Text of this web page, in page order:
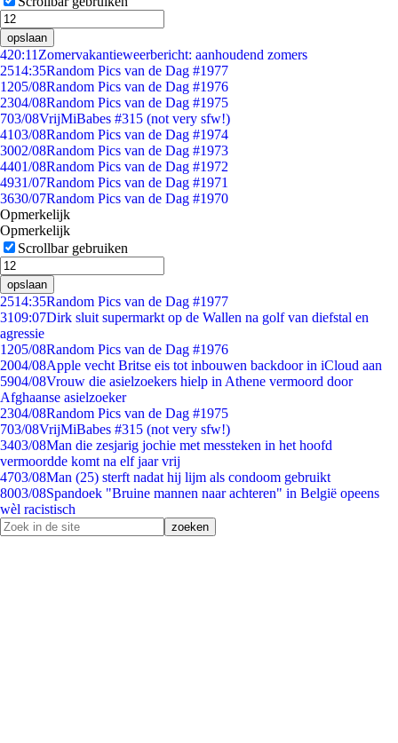
opslaan
420:11 Zomervakantieweerbericht: aanhoudend zomers
2514:35Random Pics van de Dag #1977
1205/08Random Pics van de Dag #1976
2304/08Random Pics van de Dag #1975
703/08VrijMiBabes #315 (not very sfw!)
4103/08Random Pics van de Dag #1974
3002/08Random Pics van de Dag #1973
4401/08Random Pics van de Dag #1972
4931/07Random Pics van de Dag #1971
3630/07Random Pics van de Dag #1970
Opmerkelijk
Opmerkelijk
Scrollbar gebruiken
opslaan
2514:35Random Pics van de Dag #1977
3109:07Dirk sluit supermarkt op de Wallen na golf van diefstal en
agressie
1205/08Random Pics van de Dag #1976
2004/08Apple vecht Britse eis tot inbouwen backdoor in iCloud aan
5904/08Vrouw die asielzoekers hielp in Athene vermoord door
Afghaanse asielzoeker
2304/08Random Pics van de Dag #1975
703/08VrijMiBabes #315 (not very sfw!)
3403/08Man die zesjarig jochie met messteken in het hoofd
vermoordde komt na elf jaar vrij
4703/08Man (25) sterft nadat hij lijm als condoom gebruikt
8003/08Spandoek "Bruine mannen naar achteren" in België opeens
wèl racistisch